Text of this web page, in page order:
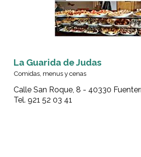
La Guarida de Judas
Comidas, menus y cenas
Calle San Roque, 8 - 40330
Tel. 921 52 03 41